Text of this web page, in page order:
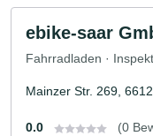
ebike-saar
Fahrradladen ·
Mainzer Str. 269,
0.0 (0